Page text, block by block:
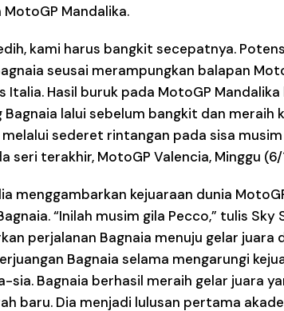
Mandalika.
kami harus bangkit secepatnya.
seusai merampungkan balapan
Italia. Hasil buruk pada MotoGP
lalui sebelum bangkit dan meraih
melalui sederet rintangan pada sisa
seri terakhir, MotoGP Valencia, Minggu (6/
menggambarkan kejuaraan dunia
“Inilah musim gila Pecco,” tulis
perjalanan Bagnaia menuju gelar juara
Bagnaia selama mengarungi
sia. Bagnaia berhasil meraih gelar juara
baru. Dia menjadi lulusan pertama